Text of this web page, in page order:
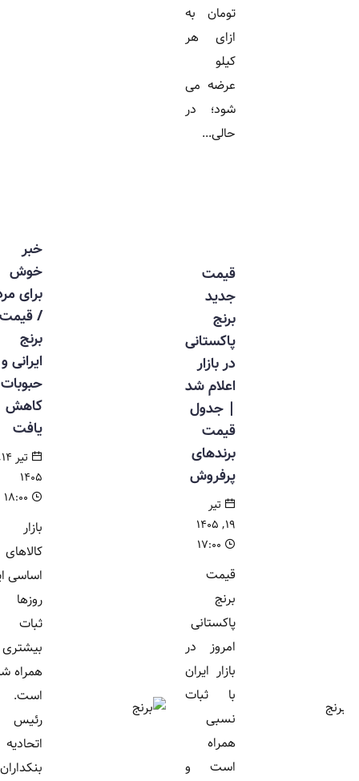
تومان به
ازای هر
کیلو
عرضه می
شود؛ در
حالی...
قیمت
جدید
برنج
پاکستانی
در بازار
اعلام شد
| جدول
قیمت
برندهای
پرفروش
تیر
قیمت
برنج
پاکستانی
امروز در
بازار ایران
با ثبات
نسبی
همراه
است و
خبر
خوش
برای مردم
/ قیمت
برنج
ایرانی و
حبوبات
کاهش
یافت
۱۴۰۵
بازار
کالاهای
اساسی این
روزها با
ثبات
بیشتری
همراه شده
است.
رئیس
اتحادیه
بنکداران